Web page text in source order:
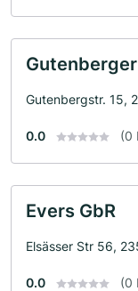
Gutenbergstr. 15,
0.0 (0
Evers GbR
Elsässer Str 56,
0.0 (0